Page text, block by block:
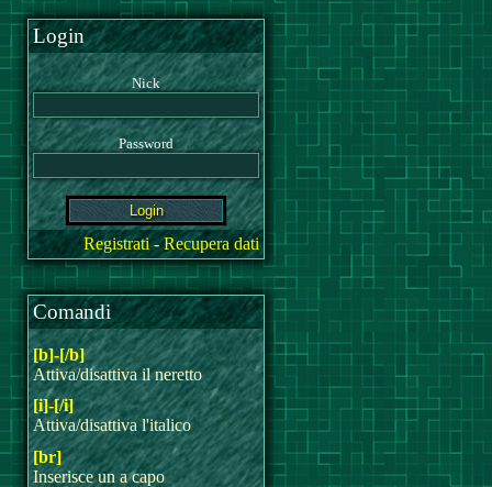
Login
Nick
Password
Registrati-Recupera dati
Comandi
[b]-[/b]
Attiva/disattiva il neretto
[i]-[/i]
Attiva/disattiva l'italico
[br]
Inserisce un a capo